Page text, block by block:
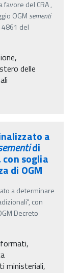
del CRA ,
OGM sementi
del
delle
a
di
soglia
di OGM
a determinare
con
Decreto
ministeriali,